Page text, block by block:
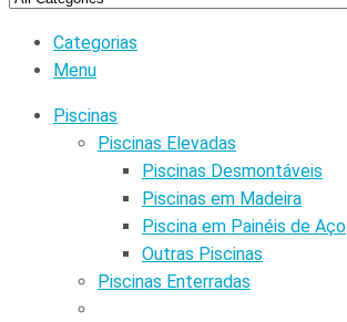
Categorias
Menu
Piscinas
Piscinas Elevadas
Piscinas Desmontáveis
Piscinas em Madeira
Piscina em Painéis de Aço
Outras Piscinas
Piscinas Enterradas